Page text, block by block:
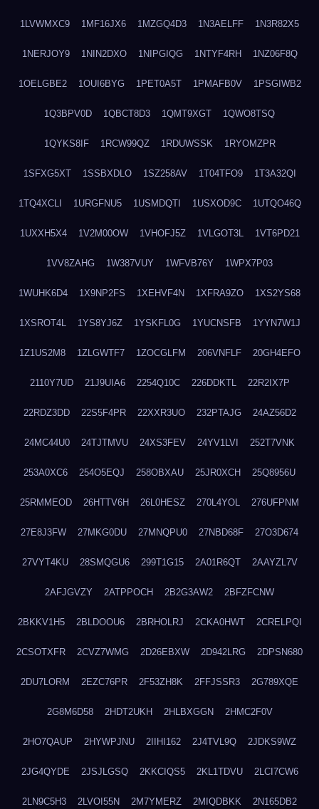
1LVWMXC9 1MF16JX6 1MZGQ4D3 1N3AELFF 1N3R82X5
1NERJOY9 1NIN2DXO 1NIPGIQG 1NTYF4RH 1NZ06F8Q
1OELGBE2 1OUI6BYG 1PET0A5T 1PMAFB0V 1PSGIWB2
1Q3BPV0D 1QBCT8D3 1QMT9XGT 1QWO8TSQ
1QYKS8IF 1RCW99QZ 1RDUWSSK 1RYOMZPR
1SFXG5XT 1SSBXDLO 1SZ258AV 1T04TFO9 1T3A32QI
1TQ4XCLI 1URGFNU5 1USMDQTI 1USXOD9C 1UTQO46Q
1UXXH5X4 1V2M00OW 1VHOFJ5Z 1VLGOT3L 1VT6PD21
1VV8ZAHG 1W387VUY 1WFVB76Y 1WPX7P03
1WUHK6D4 1X9NP2FS 1XEHVF4N 1XFRA9ZO 1XS2YS68
1XSROT4L 1YS8YJ6Z 1YSKFL0G 1YUCNSFB 1YYN7W1J
1Z1US2M8 1ZLGWTF7 1ZOCGLFM 206VNFLF 20GH4EFO
2110Y7UD 21J9UIA6 2254Q10C 226DDKTL 22R2IX7P
22RDZ3DD 22S5F4PR 22XXR3UO 232PTAJG 24AZ56D2
24MC44U0 24TJTMVU 24XS3FEV 24YV1LVI 252T7VNK
253A0XC6 254O5EQJ 258OBXAU 25JR0XCH 25Q8956U
25RMMEOD 26HTTV6H 26L0HESZ 270L4YOL 276UFPNM
27E8J3FW 27MKG0DU 27MNQPU0 27NBD68F 27O3D674
27VYT4KU 28SMQGU6 299T1G15 2A01R6QT 2AAYZL7V
2AFJGVZY 2ATPPOCH 2B2G3AW2 2BFZFCNW
2BKKV1H5 2BLDOOU6 2BRHOLRJ 2CKA0HWT 2CRELPQI
2CSOTXFR 2CVZ7WMG 2D26EBXW 2D942LRG 2DPSN680
2DU7LORM 2EZC76PR 2F53ZH8K 2FFJSSR3 2G789XQE
2G8M6D58 2HDT2UKH 2HLBXGGN 2HMC2F0V
2HO7QAUP 2HYWPJNU 2IIHI162 2J4TVL9Q 2JDKS9WZ
2JG4QYDE 2JSJLGSQ 2KKCIQS5 2KL1TDVU 2LCI7CW6
2LN9C5H3 2LVOI55N 2M7YMERZ 2MIQDBKK 2N165DB2